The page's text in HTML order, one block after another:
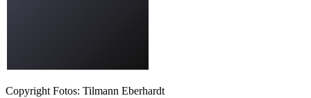
Copyright Fotos: Tilmann Eberhardt